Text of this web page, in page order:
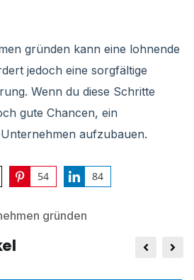
gründen kann eine lohnende
jedoch eine sorgfältige
Wenn du diese Schritte
gute Chancen, ein
aufzubauen.
54
Share
84
Share
gründen